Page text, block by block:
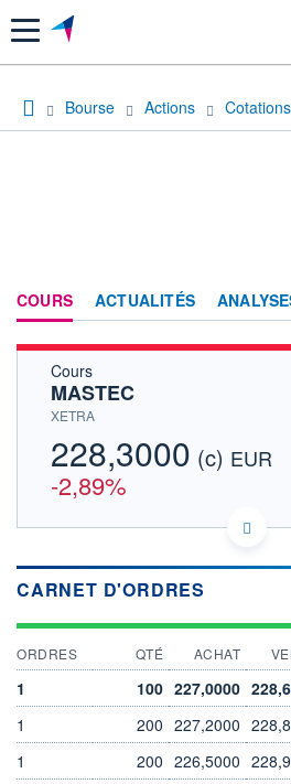
Menu
Bourse Actions Cotations
COURS ACTUALITÉS
Cours
MASTEC
XETRA
228,3000 (c) EUR
-2,89%
US5763231090 MY8
Cotation sur les autres places
16h52
CARNET D'ORDRES
ORDRES QTÉ ACHAT
1 100 227,0000
1
200 227,2000
1
200 226,5000